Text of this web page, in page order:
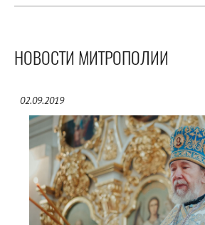
НОВОСТИ МИТРОПОЛИИ
02.09.2019